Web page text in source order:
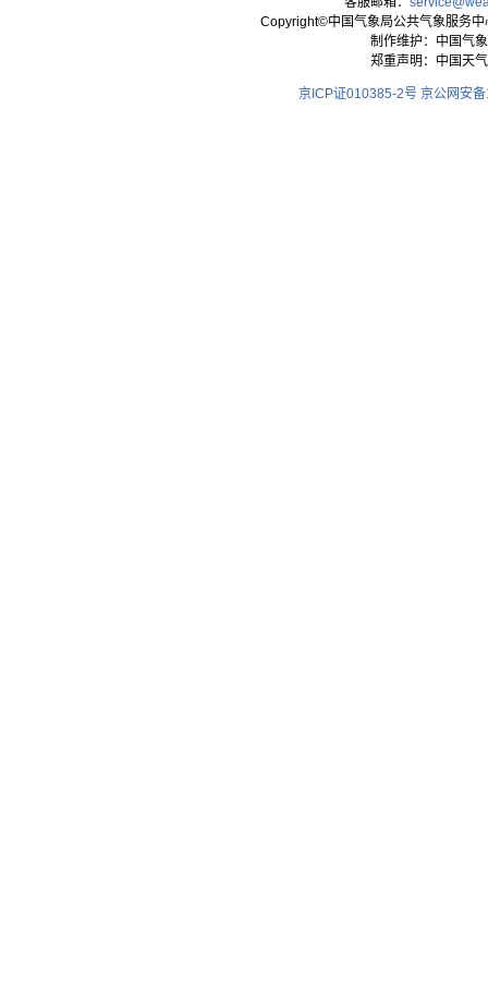
Copyright©中国气象局公共气象服务
制作维护：中国气
郑重声明：中国天
京ICP证010385-2号 京公网安